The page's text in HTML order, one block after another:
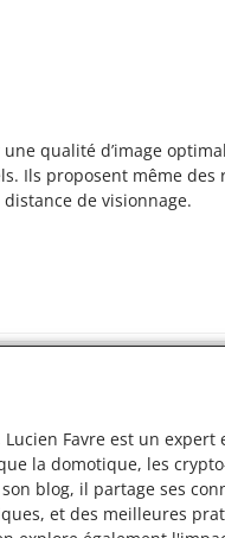
qualité d’image
Ils proposent même
de visionnage.
Favre est un expert
la domotique, les
blog, il partage ses
et des meilleures